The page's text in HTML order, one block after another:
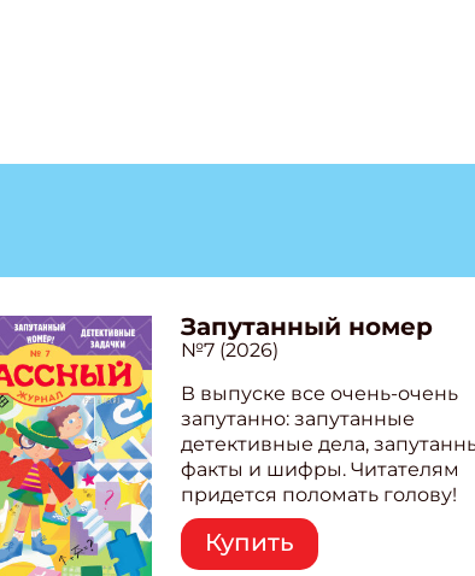
Запутанный номер
№7 (2026)
В выпуске все очень-очень
запутанно: запутанные
детективные дела,
факты и шифры. Читателям
придется поломать голову!
Внутри: Шифры и
расшифровки Плетем
запутанные поделки
Купить